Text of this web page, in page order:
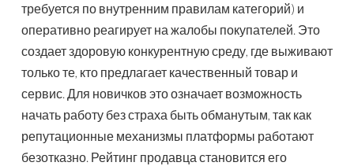
требуется по внутренним правилам категорий) и
оперативно реагирует на жалобы покупателей. Это
создает здоровую конкурентную среду, где выживают
только те, кто предлагает качественный товар и
сервис. Для новичков это означает возможность
начать работу без страха быть обманутым, так как
репутационные механизмы платформы работают
безотказно. Рейтинг продавца становится его